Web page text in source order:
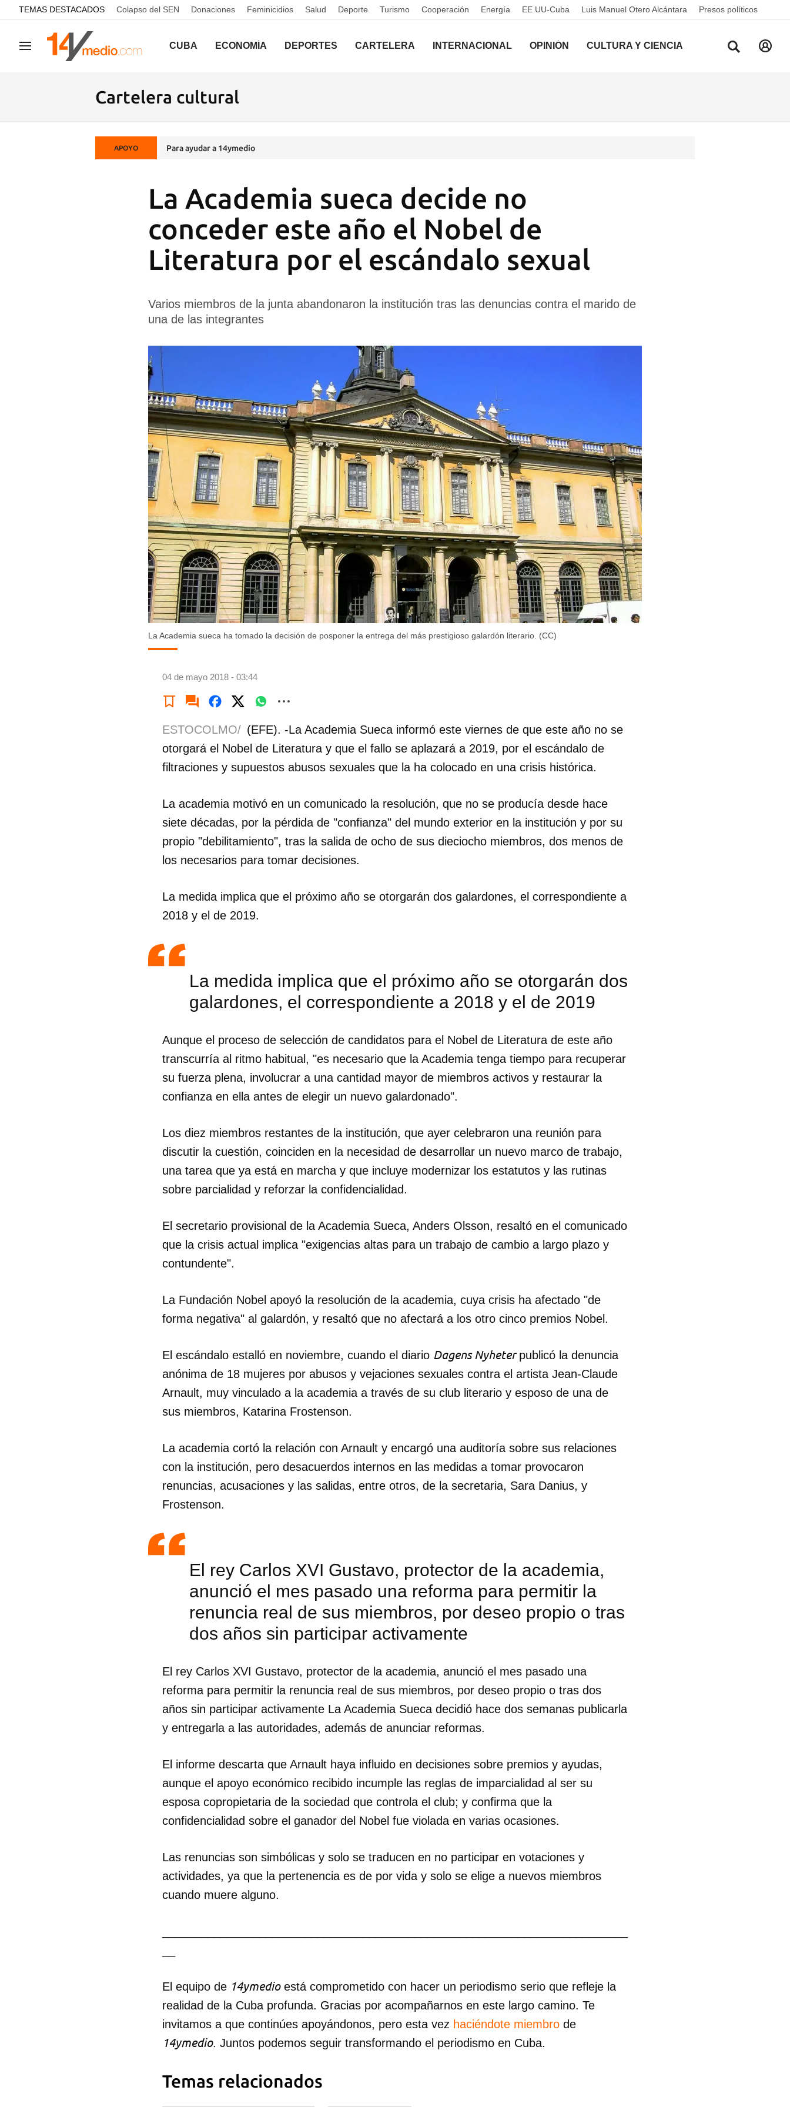
common.go-to-content
TEMAS DESTACADOS Colapso del SEN Donaciones Feminicidios Salud Deporte Turismo Cooperación Energía EE UU-Cuba Luis Manuel Otero Alcántara Presos políticos
Navegación CUBA ECONOMÍA DEPORTES CARTELERA INTERNACIONAL OPINIÓN CULTURA Y CIENCIA
Cartelera cultural
APOYO Para ayudar a 14ymedio
La Academia sueca decide no
conceder este año el Nobel de
Literatura por el escándalo sexual
Varios miembros de la junta abandonaron la institución tras las denuncias contra el marido de
una de las integrantes
La Academia sueca ha tomado la decisión de posponer la entrega del más prestigioso galardón literario. (CC)
04 de mayo 2018 - 03:44
Para poder guardar como favorito, primero has de iniciar sesión con tu
cuenta de 14ymedio.
ESTOCOLMO/ (EFE). -La Academia Sueca informó este viernes de que este año no se
otorgará el Nobel de Literatura y que el fallo se aplazará a 2019, por el escándalo de
filtraciones y supuestos abusos sexuales que la ha colocado en una crisis histórica.
La academia motivó en un comunicado la resolución, que no se producía desde hace
siete décadas, por la pérdida de "confianza" del mundo exterior en la institución y por su
propio "debilitamiento", tras la salida de ocho de sus dieciocho miembros, dos menos de
los necesarios para tomar decisiones.
La medida implica que el próximo año se otorgarán dos galardones, el correspondiente a
2018 y el de 2019.
La medida implica que el próximo año se otorgarán dos
galardones, el correspondiente a 2018 y el de 2019
Aunque el proceso de selección de candidatos para el Nobel de Literatura de este año
transcurría al ritmo habitual, "es necesario que la Academia tenga tiempo para recuperar
su fuerza plena, involucrar a una cantidad mayor de miembros activos y restaurar la
confianza en ella antes de elegir un nuevo galardonado".
Los diez miembros restantes de la institución, que ayer celebraron una reunión para
discutir la cuestión, coinciden en la necesidad de desarrollar un nuevo marco de trabajo,
una tarea que ya está en marcha y que incluye modernizar los estatutos y las rutinas
sobre parcialidad y reforzar la confidencialidad.
El secretario provisional de la Academia Sueca, Anders Olsson, resaltó en el comunicado
que la crisis actual implica "exigencias altas para un trabajo de cambio a largo plazo y
contundente".
La Fundación Nobel apoyó la resolución de la academia, cuya crisis ha afectado "de
forma negativa" al galardón, y resaltó que no afectará a los otro cinco premios Nobel.
El escándalo estalló en noviembre, cuando el diario Dagens Nyheterpublicó la denuncia
anónima de 18 mujeres por abusos y vejaciones sexuales contra el artista Jean-Claude
Arnault, muy vinculado a la academia a través de su club literario y esposo de una de
sus miembros, Katarina Frostenson.
La academia cortó la relación con Arnault y encargó una auditoría sobre sus relaciones
con la institución, pero desacuerdos internos en las medidas a tomar provocaron
renuncias, acusaciones y las salidas, entre otros, de la secretaria, Sara Danius, y
Frostenson.
El rey Carlos XVI Gustavo, protector de la academia,
anunció el mes pasado una reforma para permitir la
renuncia real de sus miembros, por deseo propio o tras
dos años sin participar activamente
El rey Carlos XVI Gustavo, protector de la academia, anunció el mes pasado una
reforma para permitir la renuncia real de sus miembros, por deseo propio o tras dos
años sin participar activamente La Academia Sueca decidió hace dos semanas publicarla
y entregarla a las autoridades, además de anunciar reformas.
El informe descarta que Arnault haya influido en decisiones sobre premios y ayudas,
aunque el apoyo económico recibido incumple las reglas de imparcialidad al ser su
esposa copropietaria de la sociedad que controla el club; y confirma que la
confidencialidad sobre el ganador del Nobel fue violada en varias ocasiones.
Las renuncias son simbólicas y solo se traducen en no participar en votaciones y
actividades, ya que la pertenencia es de por vida y solo se elige a nuevos miembros
cuando muere alguno.
El equipo de 14ymedioestá comprometido con hacer un periodismo serio que refleje la
realidad de la Cuba profunda. Gracias por acompañarnos en este largo camino. Te
invitamos a que continúes apoyándonos, pero esta vez haciéndote miembro de
14ymedio. Juntos podemos seguir transformando el periodismo en Cuba.
Temas relacionados